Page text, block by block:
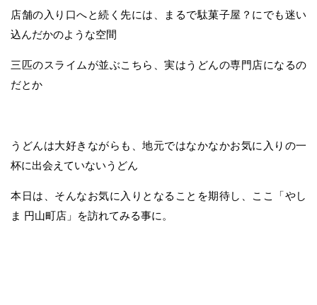
店舗の入り口へと続く先には、まるで駄菓子屋？にでも迷い
込んだかのような空間
三匹のスライムが並ぶこちら、実はうどんの専門店になるの
だとか
うどんは大好きながらも、地元ではなかなかお気に入りの一
杯に出会えていないうどん
本日は、そんなお気に入りとなることを期待し、ここ「やし
ま 円山町店」を訪れてみる事に。